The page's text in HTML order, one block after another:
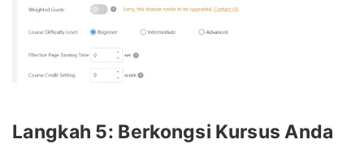
Langkah 5: Berkongsi Kursus Anda